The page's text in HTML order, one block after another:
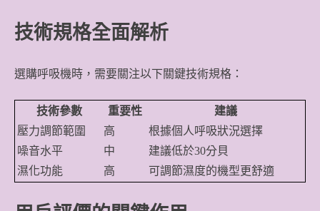
技術規格全面解析
選購呼吸機時，需要關注以下關鍵技術規格：
技術參數 重要性
建議
壓力調節範圍
高
根據個人呼吸狀況選擇
噪音水平
中
建議低於30分貝
濕化功能
高 可調節濕度的機型更舒適